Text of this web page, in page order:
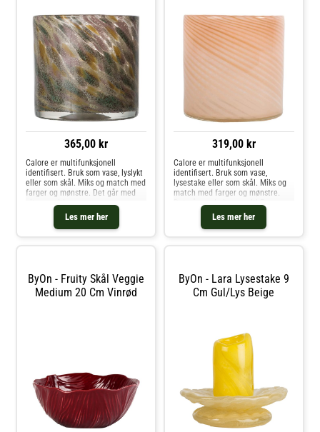
365,00 kr
Les mer her
Calore er multifunksjonell
identifisert. Bruk som vase, lyslykt
eller som skål. Miks og match med
farger og mønstre. Det går med
alt, overalt!
319,00 kr
Les mer her
Calore er multifunksjonell
identifisert. Bruk som vase,
lysestake eller som skål. Miks og
match med farger og mønstre.
Det går med alt, overalt! Fargen er
tonet og går fra mørkere
burgunder til den mykeste
mistrosa. Håndlaget, farge- og
ByOn - Fruity Skål Veggie
Medium 20 Cm Vinrød
ByOn - Lara Lysestake 9
Cm Gul/lys Beige